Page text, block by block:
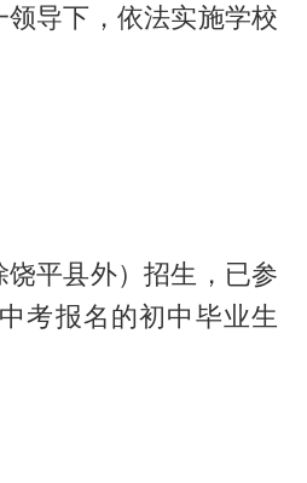
导下，依法实施学校
平县外）招生，已参
考报名的初中毕业生